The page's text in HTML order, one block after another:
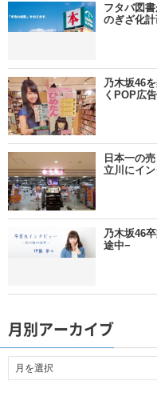
フタバ図
のぎざ化
乃木坂46
くPOP広
日本一の
立川にイ
乃木坂46
途中−
月別アーカイブ